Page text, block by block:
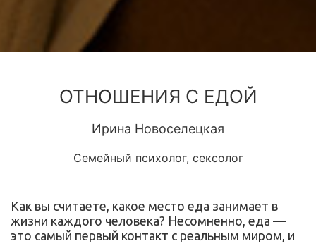
ОТНОШЕНИЯ С ЕДОЙ
Ирина Новоселецкая
Семейный психолог, сексолог
Как вы считаете, какое место еда занимает в
жизни каждого человека? Несомненно, еда —
это самый первый контакт с реальным миром, и